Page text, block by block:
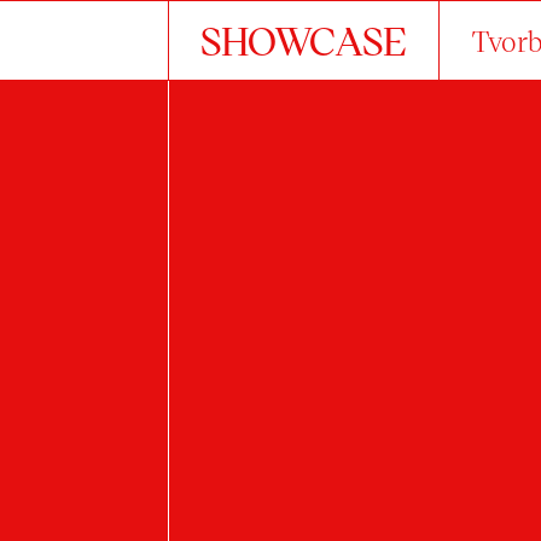
SHOWCASE